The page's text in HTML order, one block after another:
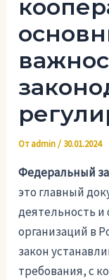
Отadmin/ 30.01.2024
Федеральный
это главный
деятельность
организаций в
закон
требования, с